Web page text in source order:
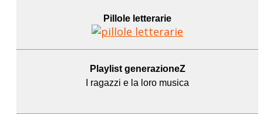
Pillole letterarie
Playlist generazioneZ
I ragazzi e la loro musica